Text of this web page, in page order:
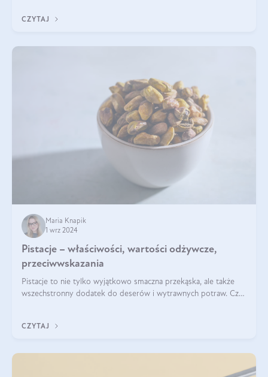
CZYTAJ
Maria Knapik
1 wrz 2024
Pistacje – właściwości, wartości odżywcze,
przeciwwskazania
Pistacje to nie tylko wyjątkowo smaczna przekąska, ale także
wszechstronny dodatek do deserów i wytrawnych potraw. Czy
CZYTAJ